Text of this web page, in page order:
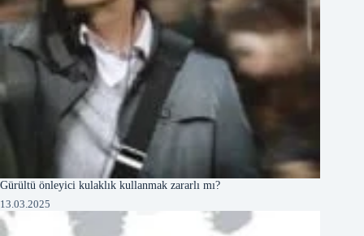
Gürültü önleyici kulaklık kullanmak zararlı mı?
13.03.2025